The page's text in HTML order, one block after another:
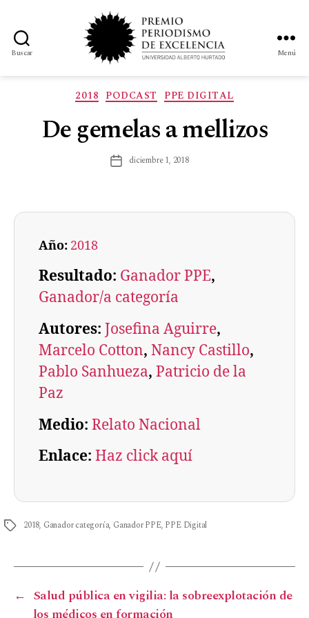
Buscar Menú
2018 PODCAST PPE DIGITAL
De gemelas a mellizos
diciembre 1, 2018
Año: 2018
Resultado: Ganador PPE
Ganador/a categoría
Autores: Josefina Aguirre
Marcelo Cotton, Nancy Castillo
Pablo Sanhueza, Patricio de la
Paz
Medio: Relato Nacional
Enlace: Haz click aquí
2018, Ganador categoría, Ganador PPE, PPE Digital
← Salud pública en vigilia: la sobreexplotación de